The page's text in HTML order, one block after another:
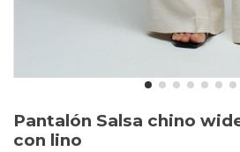
Pantalón Salsa chino
con lino